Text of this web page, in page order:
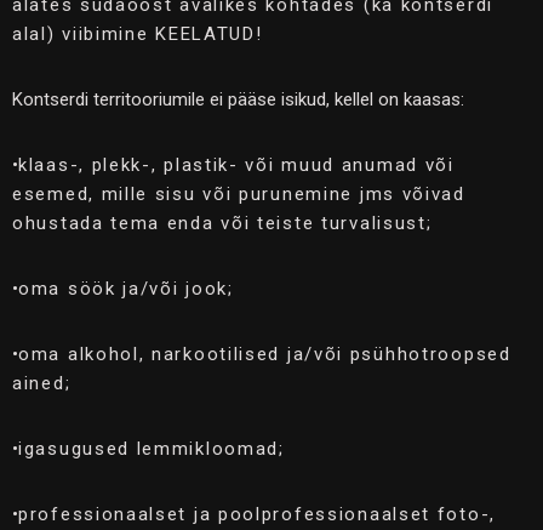
alates südaööst avalikes kohtades (ka kontserdi
alal) viibimine KEELATUD!
Kontserdi territooriumile ei pääse isikud, kellel on kaasas:
•klaas-, plekk-, plastik- või muud anumad või
esemed, mille sisu või purunemine jms võivad
ohustada tema enda või teiste turvalisust;
•oma söök ja/või jook;
•oma alkohol, narkootilised ja/või psühhotroopsed
ained;
•igasugused lemmikloomad;
•professionaalset ja poolprofessionaalset foto-,